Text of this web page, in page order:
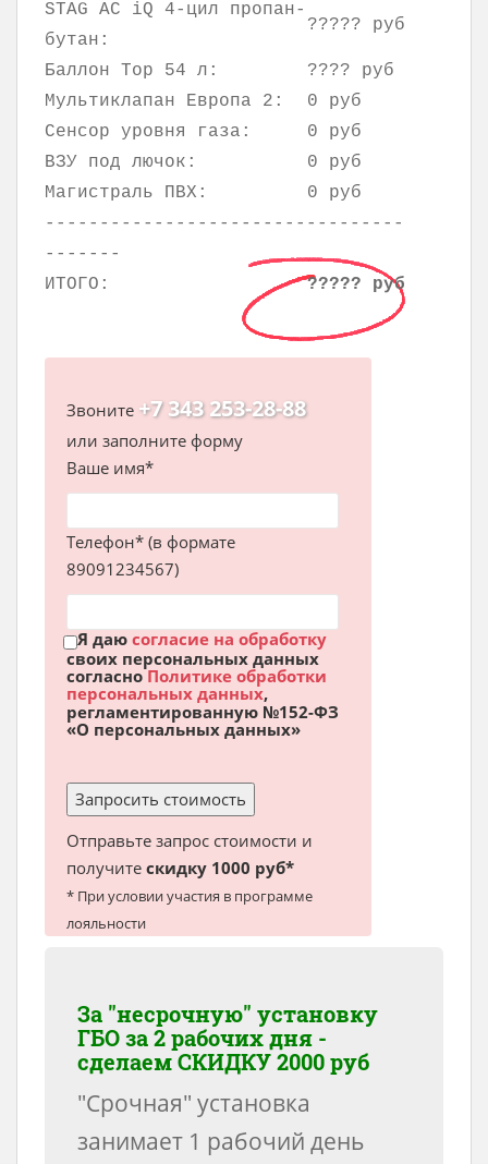
STAG AC iQ 4-цил пропан-
бутан:
????? руб
Баллон Тор 54 л:
???? руб
Мультиклапан Европа 2:
0 руб
Сенсор уровня газа:
0 руб
ВЗУ под лючок:
0 руб
Магистраль ПВХ:
0 руб
---------------------------------
-------
ИТОГО:
????? руб
Звоните +7 343 253-28-88
или заполните форму
Ваше имя*
Телефон* (в формате
89091234567)
Я даю согласие на обработку
своих персональных данных
согласноПолитике обработки
персональных данных,
регламентированную №152-ФЗ
«О персональных данных»
Отправьте запрос стоимости и
получите скидку 1000 руб*
* При условии участия в программе
лояльности
За "несрочную" установку
ГБО за 2 рабочих дня -
сделаемСКИДКУ 2000 руб
"Срочная" установка
занимает 1 рабочий день